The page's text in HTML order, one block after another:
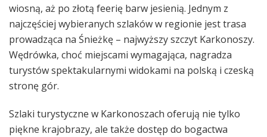
wiosną, aż po złotą feerię barw jesienią. Jednym z
najczęściej wybieranych szlaków w regionie jest trasa
prowadząca na Śnieżkę – najwyższy szczyt Karkonoszy.
Wędrówka, choć miejscami wymagająca, nagradza
turystów spektakularnymi widokami na polską i czeską
stronę gór.
Szlaki turystyczne w Karkonoszach oferują nie tylko
piękne krajobrazy, ale także dostęp do bogactwa